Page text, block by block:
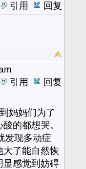
引用
回复
引用
回复
妈妈们为了
的都想哭。
发现多动症
大了能自然恢
显感觉到妨碍